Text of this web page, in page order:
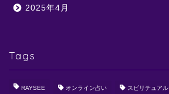
2025年4月
Tags
RAYSEE オンライン占い スピリチュアル